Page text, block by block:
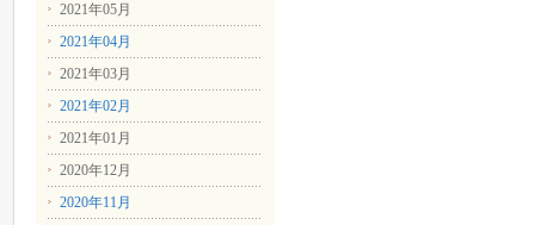
2021年05月
2021年04月
2021年03月
2021年02月
2021年01月
2020年12月
2020年11月